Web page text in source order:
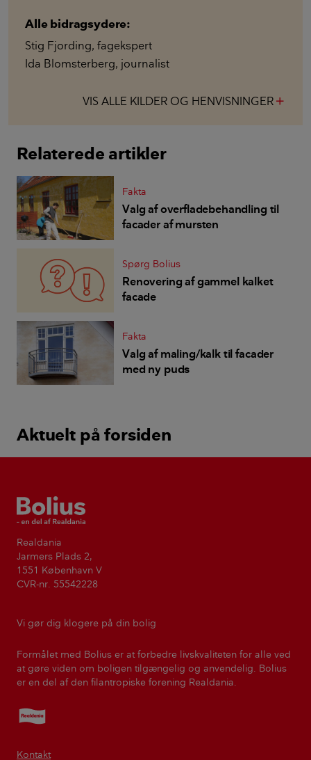
Alle bidragsydere:
Stig Fjording, fagekspert
Ida Blomsterberg, journalist
VIS ALLE KILDER OG HENVISNINGER
Relaterede artikler
Fakta
Valg af overfladebehandling til
facader af mursten
Spørg Bolius
Renovering af gammel kalket
facade
Fakta
Valg af maling/kalk til facader
med ny puds
Aktuelt på forsiden
Bolius
Realdania
Jarmers Plads 2,
1551 København V
CVR-nr. 55542228
Vi gør dig klogere på din bolig
Formålet med Bolius er at forbedre livskvaliteten for alle ved
at gøre viden om boligen tilgængelig og anvendelig. Bolius
er en del af den filantropiske forening Realdania.
Realdania
Kontakt